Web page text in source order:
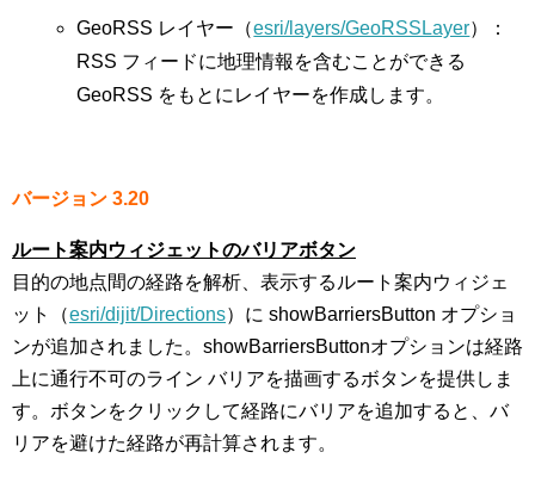
GeoRSS レイヤー（esri/layers/GeoRSSLayer）：
RSS フィードに地理情報を含むことができる
GeoRSS をもとにレイヤーを作成します。
バージョン 3.20
ルート案内ウィジェットのバリアボタン
目的の地点間の経路を解析、表示するルート案内ウィジェ
ット（esri/dijit/Directions）に showBarriersButton オプショ
ンが追加されました。showBarriersButtonオプションは経路
上に通行不可のライン バリアを描画するボタンを提供しま
す。ボタンをクリックして経路にバリアを追加すると、バ
リアを避けた経路が再計算されます。